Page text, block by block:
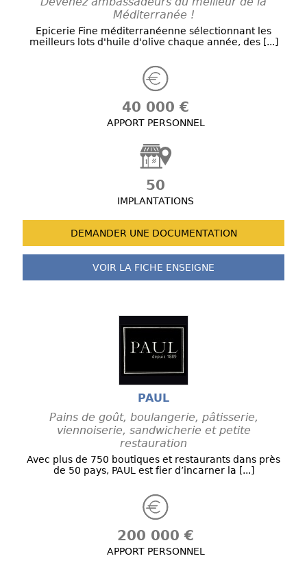
Méditerranée !
Epicerie Fine méditerranéenne sélectionnant les
meilleurs lots d'huile d'olive chaque année, des [...]
40 000 €
APPORT PERSONNEL
50
IMPLANTATIONS
DEMANDER UNE DOCUMENTATION
VOIR LA FICHE ENSEIGNE
PAUL
Pains de goût, boulangerie, pâtisserie,
viennoiserie, sandwicherie et petite
restauration
Avec plus de 750 boutiques et restaurants dans près
de 50 pays, PAUL est fier d’incarner la [...]
200 000 €
APPORT PERSONNEL